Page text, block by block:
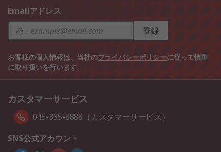
Emailアドレス
登録
お客様の個人情報は、当社のプライバシーポリシーに従って慎重
に取り扱いを行います。
カスタマーサービス
045-335-8888（カスタマーサービス）
SNS公式アカウント